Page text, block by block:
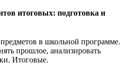
итоговых: подготовка и
в школьной программе.
прошлое, анализировать
Итоговые.